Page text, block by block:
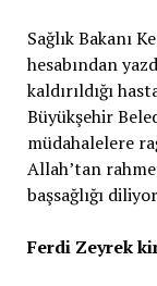
Sağlık Bakanı
hesabından
kaldırıldığı
Büyükşehir
müdahalelere
Allah’tan
başsağlığı
Ferdi Zeyrek